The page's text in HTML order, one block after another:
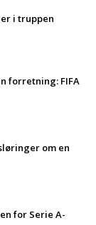
i truppen
forretning: FIFA
om en
for Serie A-